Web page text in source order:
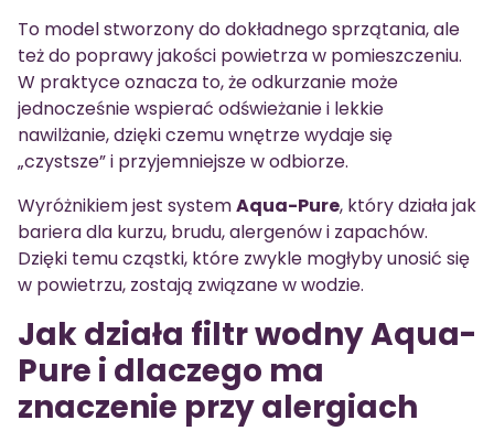
To model stworzony do dokładnego sprzątania, ale
też do poprawy jakości powietrza w pomieszczeniu.
W praktyce oznacza to, że odkurzanie może
jednocześnie wspierać odświeżanie i lekkie
nawilżanie, dzięki czemu wnętrze wydaje się
„czystsze” i przyjemniejsze w odbiorze.
Wyróżnikiem jest systemAqua-Pure, który działa jak
bariera dla kurzu, brudu, alergenów i zapachów.
Dzięki temu cząstki, które zwykle mogłyby unosić się
w powietrzu, zostają związane w wodzie.
Jak działa filtr wodny Aqua-
Pure i dlaczego ma
znaczenie przy alergiach